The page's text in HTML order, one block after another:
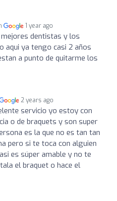
1 year ago
dentistas y los
aqui ya tengo casi 2 años
a punto de quitarme los
2 years ago
servicio yo estoy con
o de braquets y son super
es la que no es tan tan
pero si te toca con alguien
es súper amable y no te
el braquet o hace el